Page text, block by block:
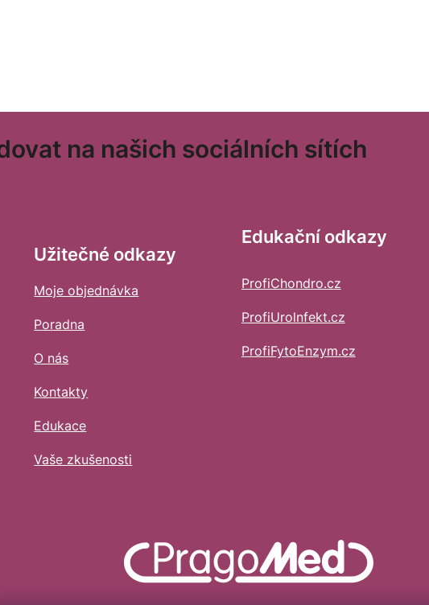
na našich sociálních sítích
Užitečné odkazy
Moje objednávka
Poradna
O nás
Kontakty
Edukace
Vaše zkušenosti
Edukační odkazy
ProfiChondro.cz
ProfiUrolnfekt.cz
ProfiFytoEnzym.cz